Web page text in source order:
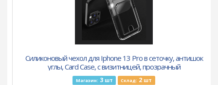
Силиконовый чехол для Iphone 13 Pro в сеточку, антишок
углы, Card Case, с визитницей, прозрачный
Магазин: 3шт Склад: 2 шт